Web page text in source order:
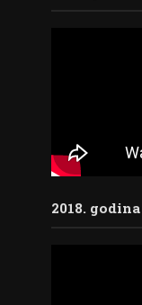
2018. godina